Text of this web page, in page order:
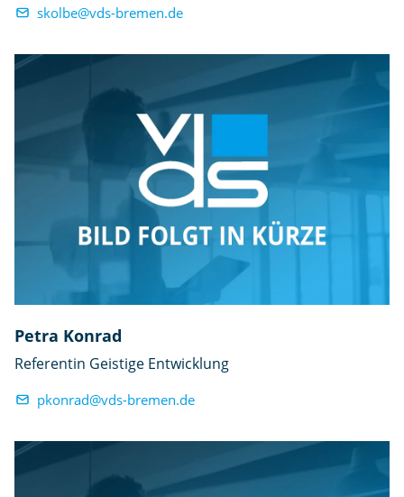
skolbe@vds-bremen.de
Petra Konrad
Referentin Geistige Entwicklung
pkonrad@vds-bremen.de